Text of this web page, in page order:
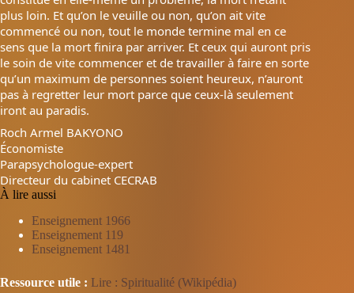
plus loin. Et qu’on le veuille ou non, qu’on ait vite
commencé ou non, tout le monde termine mal en ce
sens que la mort finira par arriver. Et ceux qui auront pris
le soin de vite commencer et de travailler à faire en sorte
qu’un maximum de personnes soient heureux, n’auront
pas à regretter leur mort parce que ceux-là seulement
iront au paradis.
Roch Armel BAKYONO
Économiste
Parapsychologue-expert
Directeur du cabinet CECRAB
À lire aussi
Enseignement 1966
Enseignement 119
Enseignement 1481
Ressource utile : Lire : Spiritualité (Wikipédia)